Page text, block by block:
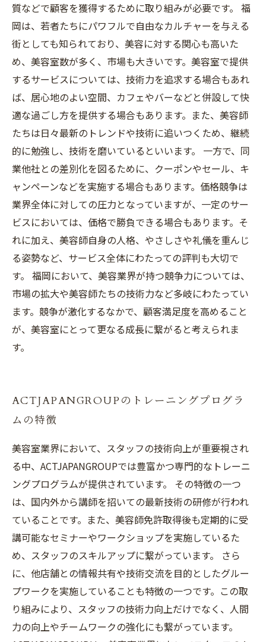
質などで顧客を獲得するために取り組みが必要です。 福
岡は、若者たちにパワフルで自由なカルチャーを与える
街としても知られており、美容に対する関心も高いた
め、美容室数が多く、市場も大きいです。美容室で提供
するサービスについては、技術力を追求する場合もあれ
ば、居心地のよい空間、カフェやバーなどと併設して快
適な過ごし方を提供する場合もあります。また、美容師
たちは日々最新のトレンドや技術に追いつくため、継続
的に勉強し、技術を磨いているといいます。 一方で、同
業他社との差別化を図るために、クーポンやセール、キ
ャンペーンなどを実施する場合もあります。価格競争は
業界全体に対しての圧力となっていますが、一定のサー
ビスにおいては、価格で勝負できる場合もあります。そ
れに加え、美容師自身の人格、やさしさや礼儀を重んじ
る姿勢など、サービス全体にわたっての評判も大切で
す。 福岡において、美容業界が持つ競争力については、
市場の拡大や美容師たちの技術力など多岐にわたってい
ます。競争が激化するなかで、顧客満足度を高めること
が、美容室にとって更なる成長に繋がると考えられま
す。
ACTJAPANGROUPのトレーニングプログラ
ムの特徴
美容室業界において、スタッフの技術向上が重要視され
る中、ACTJAPANGROUPでは豊富かつ専門的なトレーニ
ングプログラムが提供されています。 その特徴の一つ
は、国内外から講師を招いての最新技術の研修が行われ
ていることです。また、美容師免許取得後も定期的に受
講可能なセミナーやワークショップを実施しているた
め、スタッフのスキルアップに繋がっています。 さら
に、他店舗との情報共有や技術交流を目的としたグルー
プワークを実施していることも特徴の一つです。この取
り組みにより、スタッフの技術力向上だけでなく、人間
力の向上やチームワークの強化にも繋がっています。